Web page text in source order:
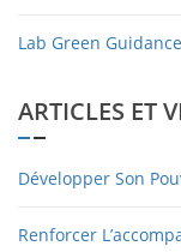
Lab Green
ARTICLES ET
Développer Son
Renforcer